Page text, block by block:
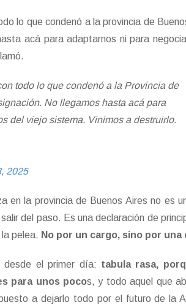
lo que condenó a la provincia de
acá para adaptarnos ni para
todo lo que condenó a la Provincia de
No llegamos hasta acá para
del viejo sistema. Vinimos a destruirlo.
2025
en la provincia de Buenos Aires no es
del paso. Es una declaración de
pelea. No por un cargo, sino por una
desde el primer día: tabula rasa,
para unos pocos, y todo aquel que
a dejarlo todo por el futuro de la